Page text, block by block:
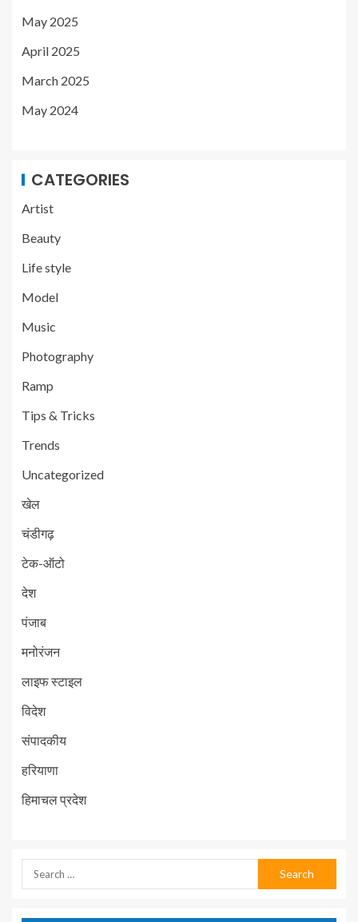
May 2025
April 2025
March 2025
May 2024
CATEGORIES
Artist
Beauty
Life style
Model
Music
Photography
Ramp
Tips & Tricks
Trends
Uncategorized
खेल
चंडीगढ़
टेक-ऑटो
देश
पंजाब
मनोरंजन
लाइफ स्टाइल
विदेश
संपादकीय
हरियाणा
हिमाचल प्रदेश